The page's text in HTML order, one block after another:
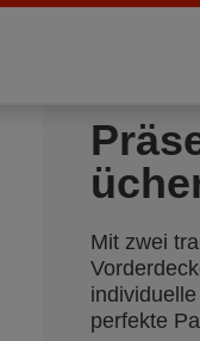
Mit zwei
perfekte